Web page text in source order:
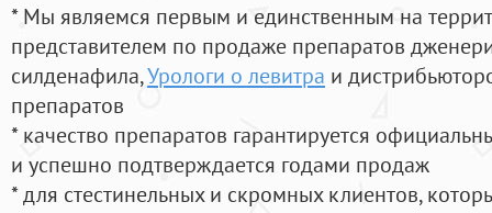
* Мы являемся первым и единственным на
представителем по продаже препаратов
силденафила,Урологи о левитра и
препаратов
* качество препаратов гарантируется
и успешно подтверждается годами продаж
* для стестинельных и скромных клиентов,